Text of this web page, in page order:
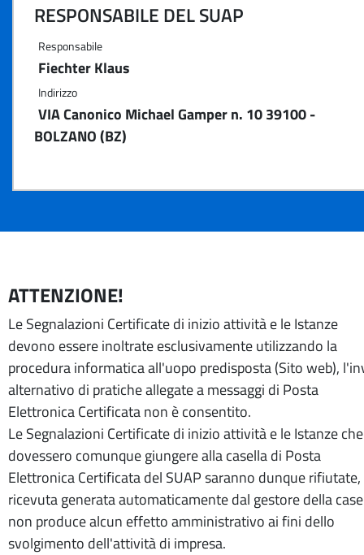
RESPONSABILE DEL SUAP
Responsabile
Fiechter Klaus
Indirizzo
VIA Canonico Michael Gamper n. 10 39100 -
BOLZANO (BZ)
ATTENZIONE!
Le Segnalazioni Certificate di inizio attività e le Istanze
devono essere inoltrate esclusivamente utilizzando la
procedura informatica all'uopo predisposta (Sito web),
alternativo di pratiche allegate a messaggi di Posta
Elettronica Certificata non è consentito.
Le Segnalazioni Certificate di inizio attività e le Istanze che
dovessero comunque giungere alla casella di Posta
Elettronica Certificata del SUAP saranno dunque rifiutate,
ricevuta generata automaticamente dal gestore della
non produce alcun effetto amministrativo ai fini dello
svolgimento dell'attività di impresa.